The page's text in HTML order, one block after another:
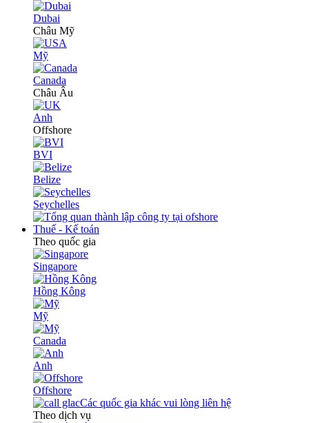
Dubai
Châu Mỹ
Mỹ
Canada
Châu Âu
Anh
Offshore
BVI
Belize
Seychelles
Thuế - Kế toán
Theo quốc gia
Singapore
Hồng Kông
Mỹ
Canada
Anh
Offshore
Các quốc gia khác vui lòng liên hệ
Theo dịch vụ